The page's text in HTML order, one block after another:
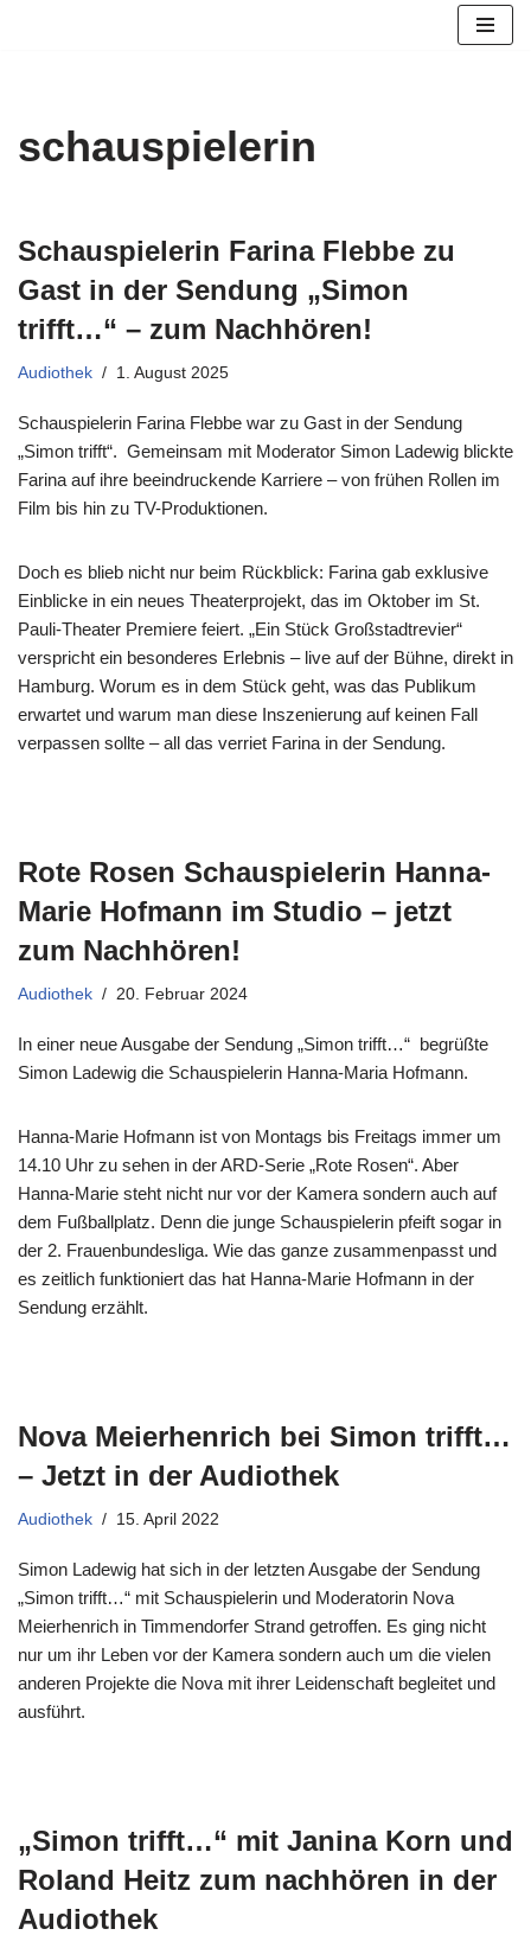
schauspielerin
Schauspielerin Farina Flebbe zu
Gast in der Sendung „Simon
trifft…“ – zum Nachhören!
Audiothek 1. August 2025
Schauspielerin Farina Flebbe war zu Gast in der Sendung
„Simon trifft“. Gemeinsam mit Moderator Simon Ladewig blickte
Farina auf ihre beeindruckende Karriere – von frühen Rollen im
Film bis hin zu TV-Produktionen.
Doch es blieb nicht nur beim Rückblick: Farina gab exklusive
Einblicke in ein neues Theaterprojekt, das im Oktober im St.
Pauli-Theater Premiere feiert. „Ein Stück Großstadtrevier“
verspricht ein besonderes Erlebnis – live auf der Bühne, direkt in
Hamburg. Worum es in dem Stück geht, was das Publikum
erwartet und warum man diese Inszenierung auf keinen Fall
verpassen sollte – all das verriet Farina in der Sendung.
Rote Rosen Schauspielerin Hanna-
Marie Hofmann im Studio – jetzt
zum Nachhören!
Audiothek 20. Februar 2024
In einer neue Ausgabe der Sendung „Simon trifft…“ begrüßte
Simon Ladewig die Schauspielerin Hanna-Maria Hofmann.
Hanna-Marie Hofmann ist von Montags bis Freitags immer um
14.10 Uhr zu sehen in der ARD-Serie „Rote Rosen“. Aber
Hanna-Marie steht nicht nur vor der Kamera sondern auch auf
dem Fußballplatz. Denn die junge Schauspielerin pfeift sogar in
der 2. Frauenbundesliga. Wie das ganze zusammenpasst und
es zeitlich funktioniert das hat Hanna-Marie Hofmann in der
Sendung erzählt.
Nova Meierhenrich bei Simon trifft…
– Jetzt in der Audiothek
Audiothek 15. April 2022
Simon Ladewig hat sich in der letzten Ausgabe der Sendung
„Simon trifft…“ mit Schauspielerin und Moderatorin Nova
Meierhenrich in Timmendorfer Strand getroffen. Es ging nicht
nur um ihr Leben vor der Kamera sondern auch um die vielen
anderen Projekte die Nova mit ihrer Leidenschaft begleitet und
ausführt.
„Simon trifft…“ mit Janina Korn und
Roland Heitz zum nachhören in der
Audiothek